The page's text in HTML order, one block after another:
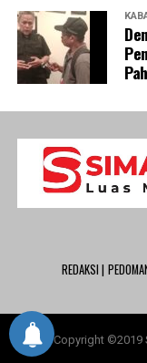
REDAKSI |
Copyright ©2019